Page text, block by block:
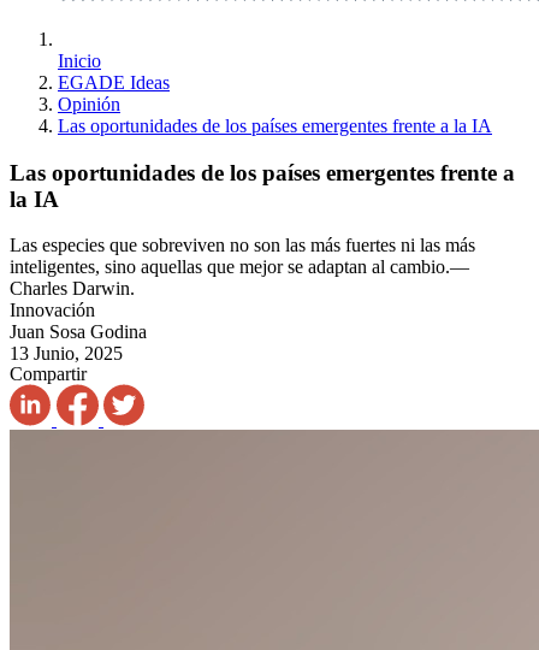
Inicio
EGADE Ideas
Opinión
Las oportunidades de los países emergentes frente a la IA
Las oportunidades de los países emergentes frente a
la IA
Las especies que sobreviven no son las más fuertes ni las más
inteligentes, sino aquellas que mejor se adaptan al cambio.—
Charles Darwin.
Innovación
Juan Sosa Godina
13 Junio, 2025
Compartir